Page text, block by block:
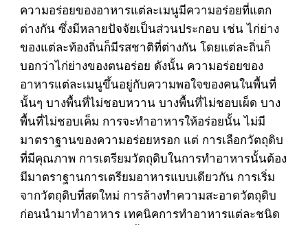
ความอร่อยของอาหารแต่ละเมนูมีความอร่อยที่แตก
ต่างกัน ซึ่งมีหลายปัจจัยเป็นส่วนประกอบ เช่น ไก่ย่าง
ของแต่ละท้องถิ่นก็มีรสชาติที่ต่างกัน โดยแต่ละถิ่นก็
บอกว่าไก่ย่างของตนอร่อย ดังนั้น ความอร่อยของ
อาหารแต่ละเมนูขึ้นอยู่กับความพอใจของคนในพื้นที่
นั้นๆ บางพื้นที่ไม่ชอบหวาน บางพื้นที่ไม่ชอบเผ็ด บาง
พื้นที่ไม่ชอบเค็ม การจะทำอาหารให้อร่อยนั้น ไม่มี
มาตราฐานของความอร่อยหรอก แต่ การเลือกวัตถุดิบ
ที่มีคุณภาพ การเตรียมวัตถุดิบในการทำอาหารนั้นต้อง
มีมาตราฐานการเตรียมอาหารแบบเดียวกัน การเริ่ม
จากวัตถุดิบที่สดใหม่ การล้างทำความสะอาดวัตถุดิบ
ก่อนนำมาทำอาหาร เทคนิคการทำอาหารแต่ละชนิด